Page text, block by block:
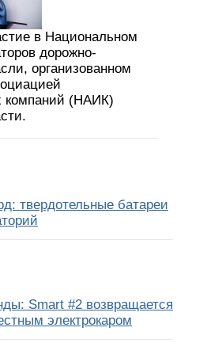
в Национальном
дорожно-
организованном
компаний (НАИК)
твердотельные батареи
Smart #2 возвращается
электрокаром